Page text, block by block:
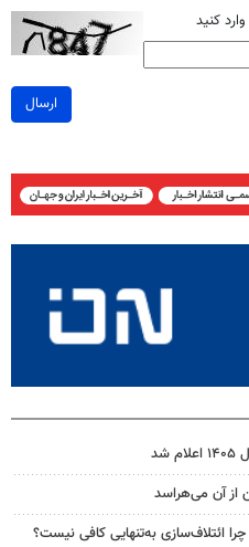
کنید
ارسال
از آن می‌هراسد
ائتلاف‌سازی به‌تنهایی کافی نیست؟